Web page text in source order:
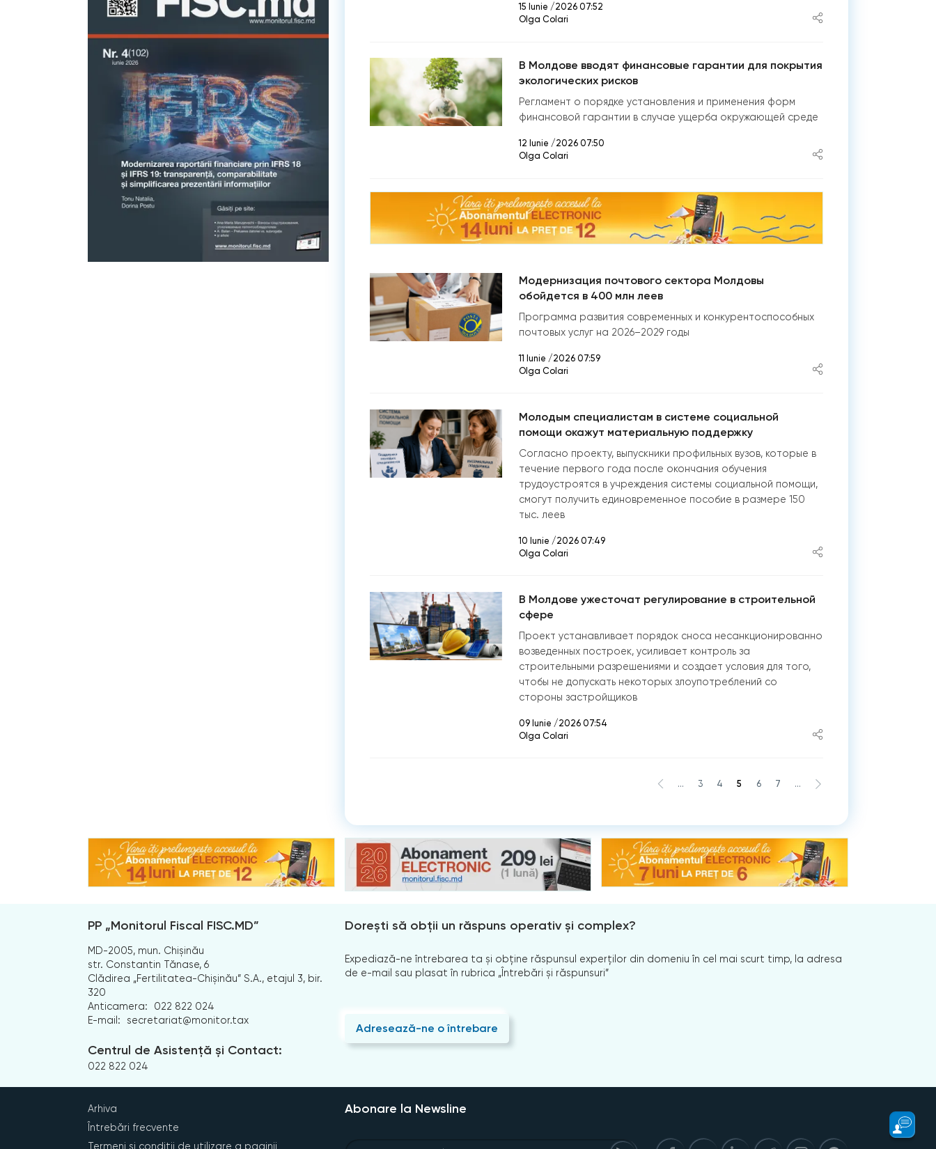
15 Iunie /2026 07:52
Olga Colari
В Молдове вводят финансовые гарантии для покрытия
экологических рисков
Регламент о порядке установления и применения форм
финансовой гарантии в случае ущерба окружающей среде
12 Iunie /2026 07:50
Olga Colari
Модернизация почтового сектора Молдовы
обойдется в 400 млн леев
Программа развития современных и конкурентоспособных
почтовых услуг на 2026–2029 годы
11 Iunie /2026 07:59
Olga Colari
Молодым специалистам в системе социальной
помощи окажут материальную поддержку
Согласно проекту, выпускники профильных вузов, которые в
течение первого года после окончания обучения
трудоустроятся в учреждения системы социальной помощи,
смогут получить единовременное пособие в размере 150
тыс. леев
10 Iunie /2026 07:49
Olga Colari
В Молдове ужесточат регулирование в строительной
сфере
Проект устанавливает порядок сноса несанкционированно
возведенных построек, усиливает контроль за
строительными разрешениями и создает условия для того,
чтобы не допускать некоторых злоупотреблений со
стороны застройщиков
09 Iunie /2026 07:54
Olga Colari
... 3 4 5 6 7 ...
PP „Monitorul Fiscal FISC.MD”
MD-2005, mun. Chișinău
str. Constantin Tănase, 6
Clădirea „Fertilitatea-Chișinău” S.A., etajul 3, bir.
320
Anticamera:
022 822 024
E-mail:
secretariat@monitor.tax
Centrul de Asistență și Contact:
022 822 024
Dorești să obții un răspuns operativ și complex?
Expediază-ne întrebarea ta și obține răspunsul experților din domeniu în cel mai scurt timp, la adresa
de e-mail sau plasat în rubrica „Întrebări și răspunsuri”
Adresează-ne o întrebare
Arhiva
Întrebări frecvente
Termeni și condiții de utilizare a paginii
Abonare la Newsline